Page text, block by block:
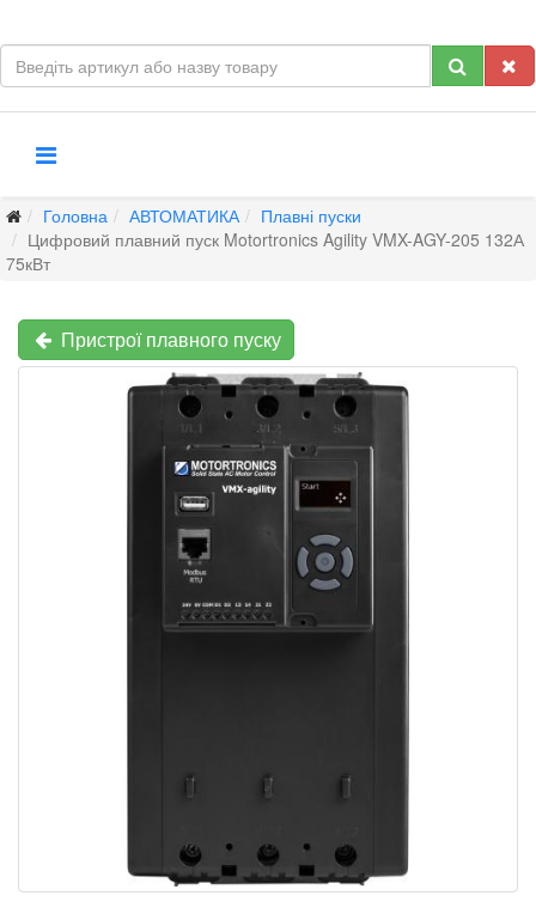
Головна АВТОМАТИКА
Плавні пуски
Цифровий плавний пуск Motortronics Agility VMX-AGY-205 132А
75кВт
Пристрої плавного пуску